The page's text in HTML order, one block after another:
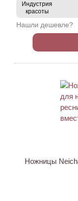
Индустрия
красоты
Нашли дешевле?
Ножницы